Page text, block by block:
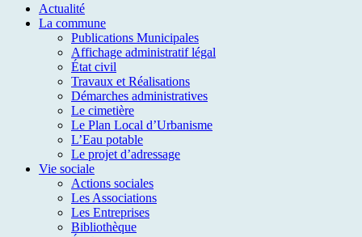
Actualité
La commune
Publications Municipales
Affichage administratif légal
État civil
Travaux et Réalisations
Démarches administratives
Le cimetière
Le Plan Local d’Urbanisme
L’Eau potable
Le projet d’adressage
Vie sociale
Actions sociales
Les Associations
Les Entreprises
Bibliothèque